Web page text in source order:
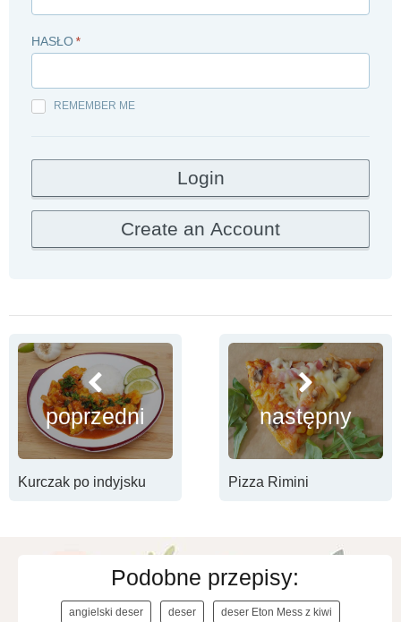
HASŁO *
REMEMBER ME
poprzedni
Kurczak po indyjsku
następny
Pizza Rimini
Podobne przepisy:
angielski deser deser
deser Eton Mess z kiwi